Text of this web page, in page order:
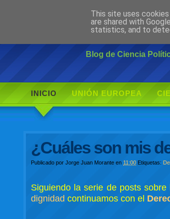
Blog de Ciencia
INICIO UNIÓN EUROPEA
¿Cuáles son mis
Publicado porJorge Juan Morante en 11:00 Etiquetas:
Siguiendo la serie de posts sobre
dignidad continuamos con el
This site uses
are shared with
statistics, and to